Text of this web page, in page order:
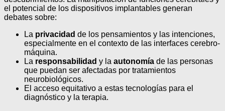
el potencial de los dispositivos implantables generan
debates sobre:
La privacidad de los pensamientos y las intenciones,
especialmente en el contexto de las interfaces cerebro-
máquina.
La responsabilidad y la autonomía de las personas
que puedan ser afectadas por tratamientos
neurobiológicos.
El acceso equitativo a estas tecnologías para el
diagnóstico y la terapia.